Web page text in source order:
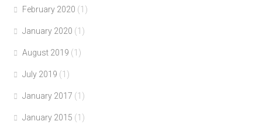
February 2020 (1)
January 2020 (1)
August 2019 (1)
July 2019 (1)
January 2017 (1)
January 2015 (1)